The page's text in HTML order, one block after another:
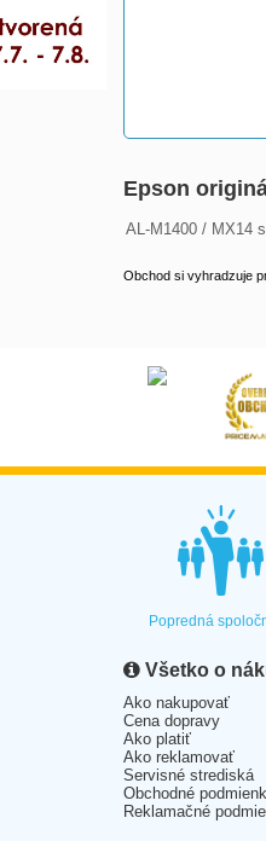
Epson
AL-M1400 / MX14
Obchod si vyhradzuje
Popredná
Všetko o
Ako nakupovať
Cena dopravy
Ako platiť
Ako reklamovať
Servisné strediská
Obchodné
Reklamačné